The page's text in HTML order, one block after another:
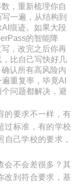
，重新梳理你自
一遍，从结构到
痕迹。如果大段
的智能降
，改完之后你再
比自己写快好几
认所有高风险内
重复率，毕竟AI
问题都解决，避
的要求不一样，有
过标准，有的学校
己学校的要求，
会不会差很多？其
改到符合要求，基